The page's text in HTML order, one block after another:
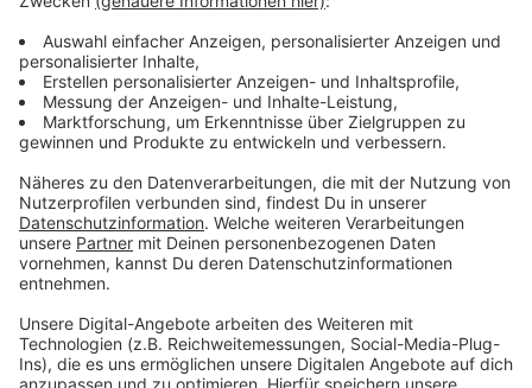
Das Fazit der Experten
Anzeige
Beide appellieren zum Schluss an dasselbe: keine
Selbstversuche. „Immer Hilfe suchen", bringt es Jana
Hermanski auf den Punkt – sich „nicht einfach so auf
den Weg begeben", sondern an ein Zentrum oder den
fachmännisch beraten zu lassen. Denn Adipositas ist
eine chronische Erkrankung, die unbehandelt die